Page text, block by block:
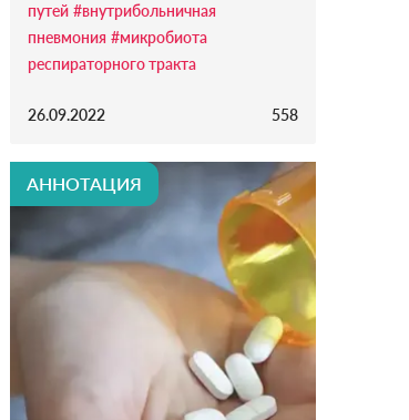
путей #внутрибольничная
пневмония #микробиота
респираторного тракта
26.09.2022 558
АННОТАЦИЯ